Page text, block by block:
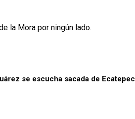
la Mora por ningún lado.
se escucha sacada de Ecatepec